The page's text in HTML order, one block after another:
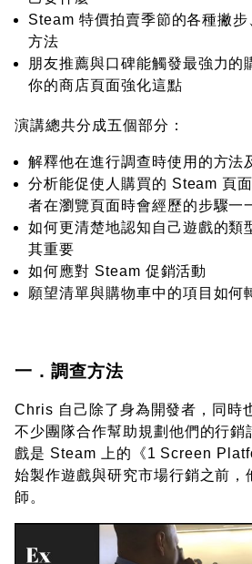
Steam 特價拍賣季節的各種撇
方法
朋友推薦與口碑能觸發最強力的
你的商店頁面強化這點
演講總共分成五個部分：
解釋他在進行調查時使用的方法
分析能促使人購買的 Steam 頁
者在瀏覽頁面時會經歷的步驟一
如何更清楚地認知自己遊戲的類
其重要
如何應對 Steam 促銷活動
願望清單與購物車中的項目如何
一．調查方法
Chris 自己除了身為開發者，同時
不少團隊合作幫助規劃他們的行銷
戲是 Steam 上的《1 Screen
始製作遊戲與研究市場行銷之前
師。